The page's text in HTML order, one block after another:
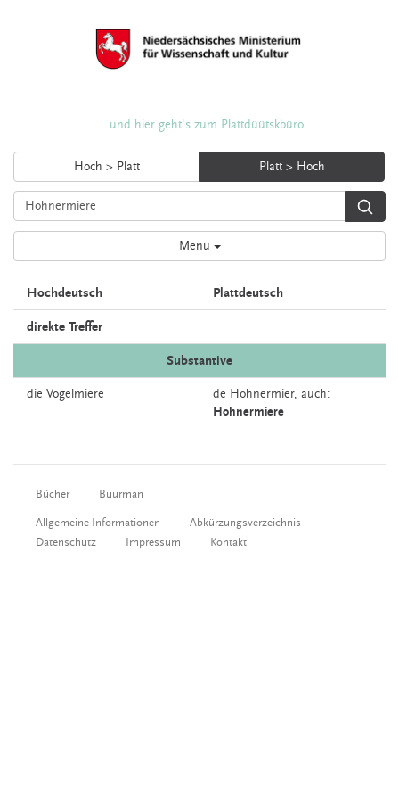
... und hier geht's zum Plattdüütskbüro
Hoch > Platt Platt > Hoch
Menü
Hochdeutsch Plattdeutsch
direkte Treffer
Substantive
die Vogelmiere de Hohnermier, auch:
Hohnermiere
Bücher Buurman
Allgemeine Informationen
Abkürzungsverzeichnis
Datenschutz
Impressum Kontakt